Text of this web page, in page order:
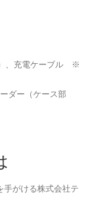
、充電ケーブル ※
ダー（ケース部
手がける株式会社テ